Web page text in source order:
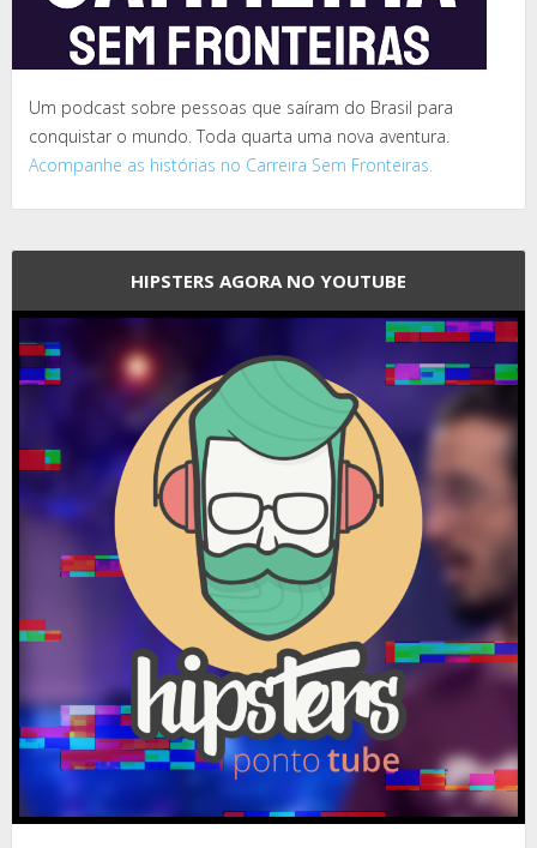
Um podcast sobre pessoas que saíram do Brasil para
conquistar o mundo. Toda quarta uma nova aventura.
Acompanhe as histórias no Carreira Sem Fronteiras.
HIPSTERS AGORA NO YOUTUBE